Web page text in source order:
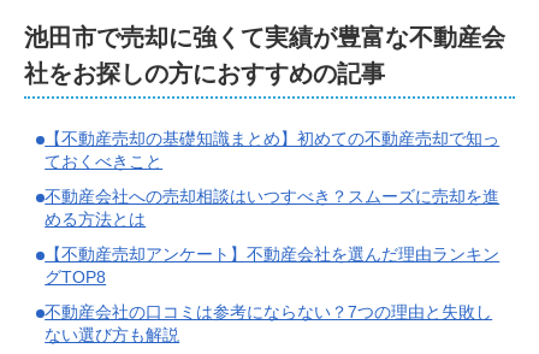
池田市で売却に強くて実績が豊富な不動産会
社をお探しの方におすすめの記事
【不動産売却の基礎知識まとめ】初めての不動産売却で知っ
ておくべきこと
不動産会社への売却相談はいつすべき？スムーズに売却を進
める方法とは
【不動産売却アンケート】不動産会社を選んだ理由ランキン
グTOP8
不動産会社の口コミは参考にならない？7つの理由と失敗し
ない選び方も解説